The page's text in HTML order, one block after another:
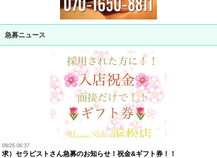
急募ニュース
09/25 06:37
求）セラピストさん急募のお知らせ！祝金&ギフト券！！